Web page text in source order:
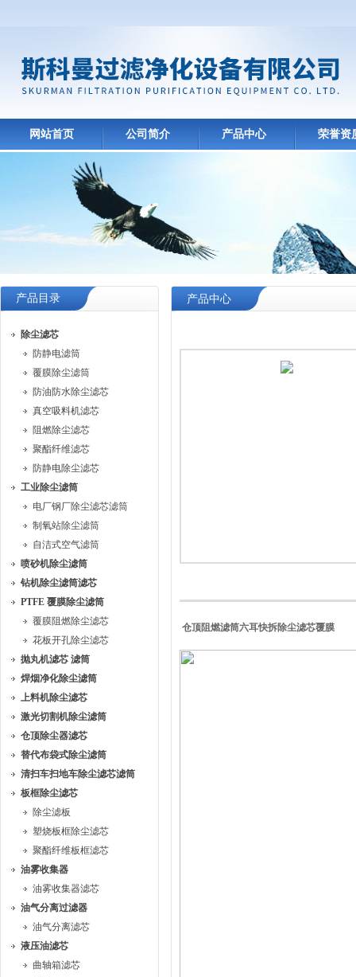
网站首页 公司简介 产品中心 荣誉资
产品目录
除尘滤芯
防静电滤筒
覆膜除尘滤筒
防油防水除尘滤芯
真空吸料机滤芯
阻燃除尘滤芯
聚酯纤维滤芯
防静电除尘滤芯
工业除尘滤筒
电厂钢厂除尘滤芯滤筒
制氧站除尘滤筒
自洁式空气滤筒
喷砂机除尘滤筒
钻机除尘滤筒滤芯
PTFE 覆膜除尘滤筒
覆膜阻燃除尘滤芯
花板开孔除尘滤芯
抛丸机滤芯 滤筒
焊烟净化除尘滤筒
上料机除尘滤芯
激光切割机除尘滤筒
仓顶除尘器滤芯
替代布袋式除尘滤筒
清扫车扫地车除尘滤芯滤筒
板框除尘滤芯
除尘滤板
塑烧板框除尘滤芯
聚酯纤维板框滤芯
油雾收集器
油雾收集器滤芯
油气分离过滤器
油气分离滤芯
液压油滤芯
曲轴箱滤芯
产品中心
仓顶阻燃滤筒六耳快拆除尘滤芯覆膜